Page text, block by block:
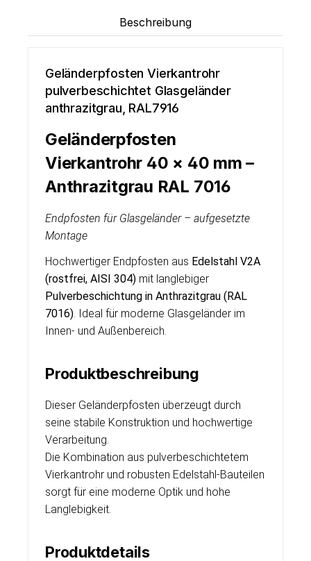
Beschreibung
Geländerpfosten Vierkantrohr
pulverbeschichtet Glasgeländer
anthrazitgrau, RAL7916
Geländerpfosten
Vierkantrohr 40 × 40 mm –
Anthrazitgrau RAL 7016
Endpfosten für Glasgeländer – aufgesetzte
Montage
Hochwertiger Endpfosten aus Edelstahl V2A
(rostfrei, AISI 304) mit langlebiger
Pulverbeschichtung in Anthrazitgrau (RAL
7016). Ideal für moderne Glasgeländer im
Innen- und Außenbereich.
Produktbeschreibung
Dieser Geländerpfosten überzeugt durch
seine stabile Konstruktion und hochwertige
Verarbeitung.
Die Kombination aus pulverbeschichtetem
Vierkantrohr und robusten Edelstahl-Bauteilen
sorgt für eine moderne Optik und hohe
Langlebigkeit.
Produktdetails